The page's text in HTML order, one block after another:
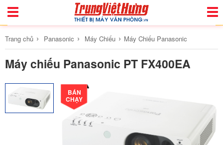
Toggle
Trang chủ › Panasonic › Máy Chiếu › Máy Chiếu Panasonic
Máy chiếu Panasonic PT FX400EA
BÁN
CHẠY